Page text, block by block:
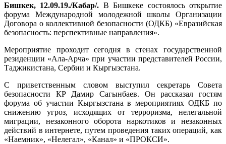
Бишкек, 12.09.19./Кабар/. В Бишкеке состоялось открытие
форума Международной молодежной школы Организации
Договора о коллективной безопасности (ОДКБ) «Евразийская
безопасность: перспективные направления».
Мероприятие проходит сегодня в стенах государственной
резиденции «Ала-Арча» при участии представителей России,
Таджикистана, Сербии и Кыргызстана.
С приветственным словом выступил секретарь Совета
безопасности КР Дамир Сагынбаев. Он рассказал гостям
форума об участии Кыргызстана в мероприятиях ОДКБ по
снижению угроз, исходящих от терроризма, нелегальной
миграции, незаконного оборота наркотиков и незаконных
действий в интернете, путем проведения таких операций, как
«Наемник», «Нелегал», «Канал» и «ПРОКСИ».